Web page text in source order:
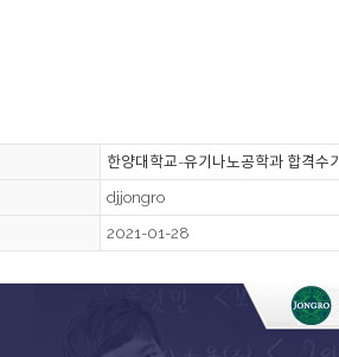
한양대학교-유기나노공학과 합격수기
djjongro
2021-01-28